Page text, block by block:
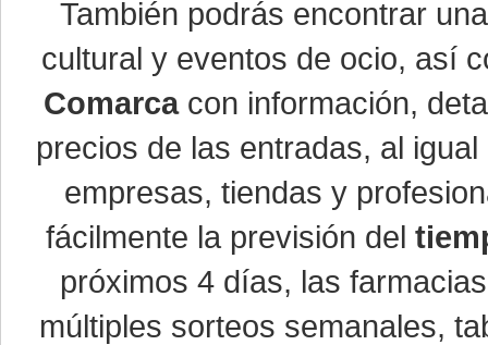
También podrás encontrar
cultural y eventos de ocio, así
Comarcacon información,
precios de las entradas, al
empresas, tiendas y
fácilmente la previsión del
próximos 4 días, las
múltiples sorteos semanales,